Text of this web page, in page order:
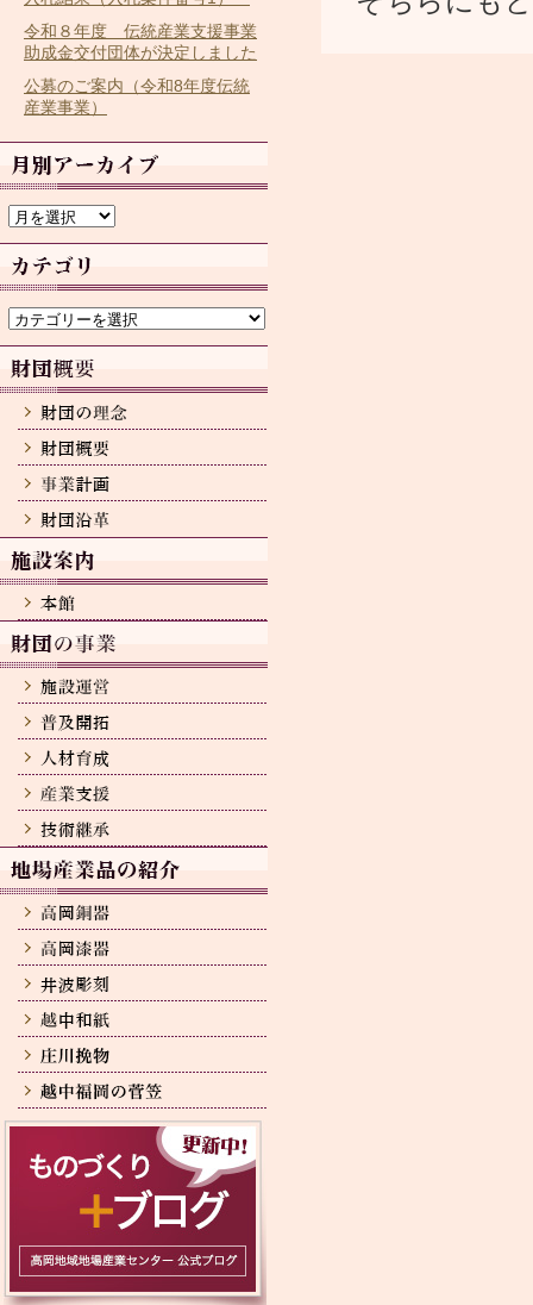
令和８年度 伝統産業支援事業
助成金交付団体が決定しました
公募のご案内（令和8年度伝統
産業事業）
ー
カ
イ
ブ
ゴ
リ
ー